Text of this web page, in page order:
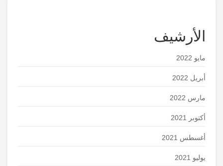
الأرشيف
مايو 2022
أبريل 2022
مارس 2022
أكتوبر 2021
أغسطس 2021
يوليو 2021